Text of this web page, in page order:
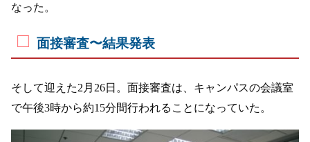
なった。
面接審査〜結果発表
そして迎えた2月26日。面接審査は、キャンパスの会議室
で午後3時から約15分間行われることになっていた。